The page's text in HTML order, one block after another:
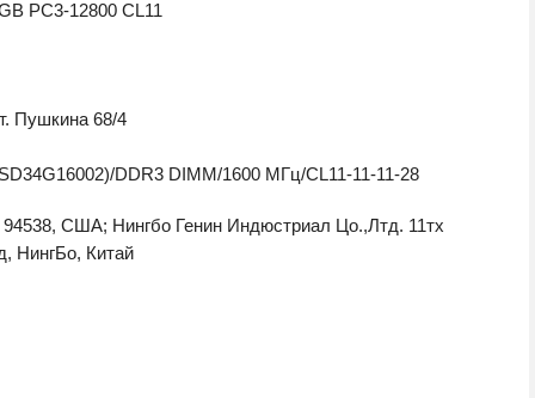
PC3-12800 CL11
Пушкина 68/4
DDR3 DIMM/1600 МГц/CL11-11-11-28
США; Нингбо Генин Индюстриал Цо.,Лтд. 11тх
НингБо, Китай